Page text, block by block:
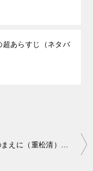
超あらすじ（ネタバ
「その日のまえに（重松清）」の超あらすじ（ネタバレあり）